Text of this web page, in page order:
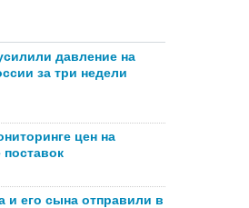
давление на
за три недели
цен на
и его сына отправили в